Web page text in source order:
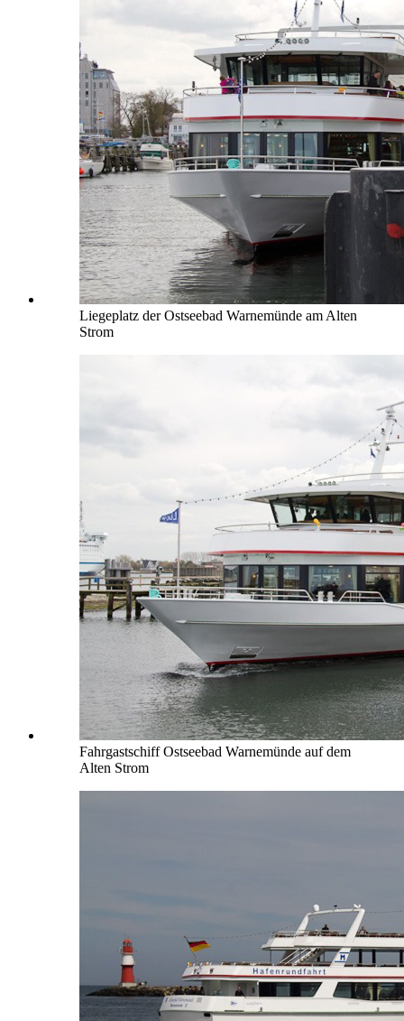
Liegeplatz der Ostseebad Warnemünde am Alten
Strom
Fahrgastschiff Ostseebad Warnemünde auf dem
Alten Strom